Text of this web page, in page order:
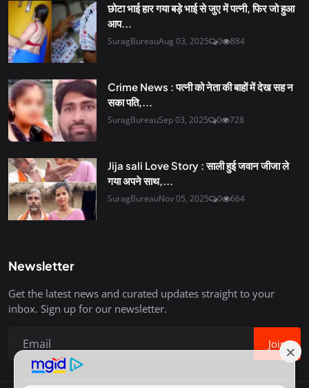
छोटा भाई हार गया बड़े भाई से जुए में पत्नी, फिर जो हुआ
आप...
SuragBureauAug 03, 2025 0 884
Crime News : पत्नी को नेता की बाहों में देख सह न
सका पति,...
SuragBureauSep 03, 2025 0 728
Jija sali Love Story : साली हुई जवान जीजा ले
गया अपने साथ,...
SuragBureauNov 05, 2025 0 664
Newsletter
Get the latest news and curated updates straight to your
inbox. Sign up for our newsletter.
Join